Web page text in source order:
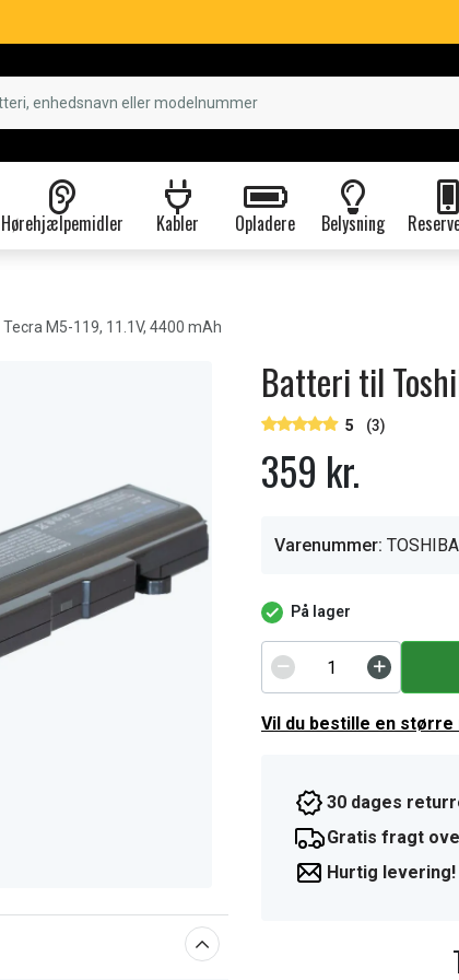
Hørehjælpemidler Kabler Opladere Belysning
M5-119, 11.1V, 4400 mAh
Batteri til
5 (3)
359 kr.
Varenummer:
På lager
Vil du bestille en
30 dages
Gratis fragt
Hurtig levering!